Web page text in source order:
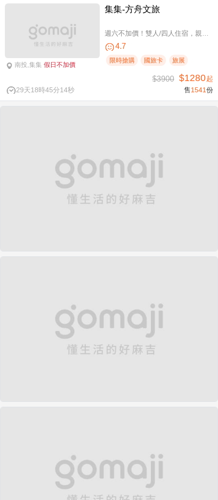
南投,集集 假日不加價
集集-方舟文旅
4.7
限時搶購 國旅卡 旅展
29天18時45分14秒
$3900 $1280起
售1541份